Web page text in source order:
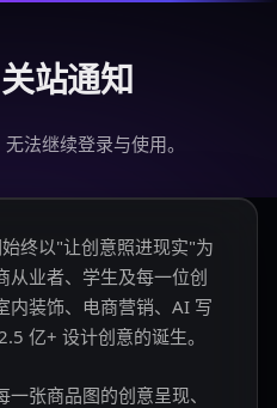
站通知
法继续登录与使用。
终以"让创意照进现实"为
从业者、学生及每一位创
内装饰、电商营销、AI 写
亿+ 设计创意的诞生。
张商品图的创意呈现、